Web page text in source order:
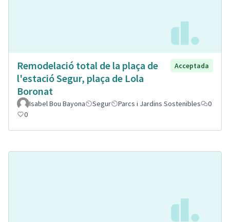
Remodelació total de la plaça de
l'estació Segur, plaça de Lola
Boronat
Acceptada
Isabel Bou Bayona Segur Parcs i Jardins Sostenibles
0
0